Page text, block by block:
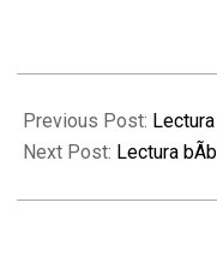
07-
09
Previous Post:
Next Post: Lectura